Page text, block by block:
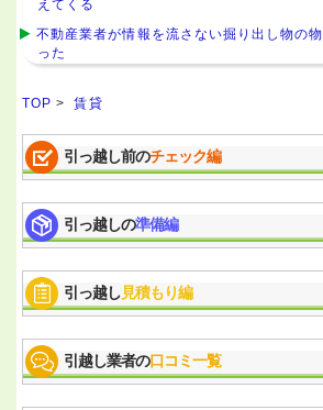
えてくる
不動産業者が情報を流さない掘り出し物の
った
TOP >賃貸
引っ越し前のチェック編
引っ越しの準備編
引っ越し見積もり編
引越し業者の口コミ一覧